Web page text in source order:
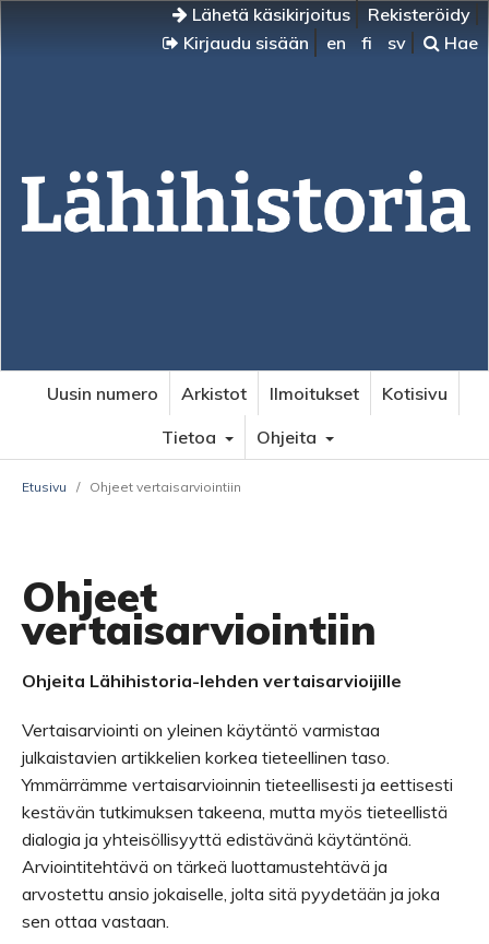
Lähetä käsikirjoitus
Rekisteröidy
Kirjaudu sisään
en fi sv Hae
Uusin numero Arkistot Ilmoitukset
Kotisivu
Tietoa
Ohjeita
Etusivu / Ohjeet vertaisarviointiin
Ohjeet
vertaisarviointiin
Ohjeita Lähihistoria-lehden vertaisarvioijille
Vertaisarviointi on yleinen käytäntö varmistaa
julkaistavien artikkelien korkea tieteellinen taso.
Ymmärrämme vertaisarvioinnin tieteellisesti ja eettisesti
kestävän tutkimuksen takeena, mutta myös tieteellistä
dialogia ja yhteisöllisyyttä edistävänä käytäntönä.
Arviointitehtävä on tärkeä luottamustehtävä ja
arvostettu ansio jokaiselle, jolta sitä pyydetään ja joka
sen ottaa vastaan.